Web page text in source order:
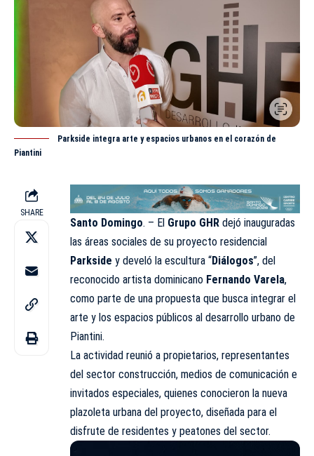
Parkside integra arte y espacios urbanos en el corazón de
Piantini
SHARE
Santo Domingo. – El Grupo GHR dejó inauguradas
las áreas sociales de su proyecto residencial
Parkside y develó la escultura “Diálogos”, del
reconocido artista dominicano Fernando Varela,
como parte de una propuesta que busca integrar el
arte y los espacios públicos al desarrollo urbano de
Piantini.
La actividad reunió a propietarios, representantes
del sector construcción, medios de comunicación e
invitados especiales, quienes conocieron la nueva
plazoleta urbana del proyecto, diseñada para el
disfrute de residentes y peatones del sector.